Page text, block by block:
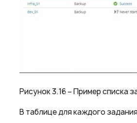
Рисунок 3.16 – Пример списка
В таблице для каждого